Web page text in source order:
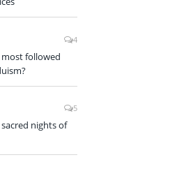
4
most followed
5
nights of